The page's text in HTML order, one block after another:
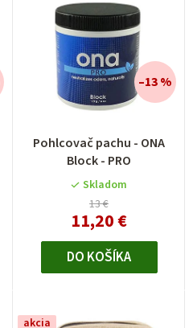
Pohlcovač pachu - ONA
Block - PRO
Skladom
13 €
11,20 €
–13 %
DO KOŠÍKA
akcia